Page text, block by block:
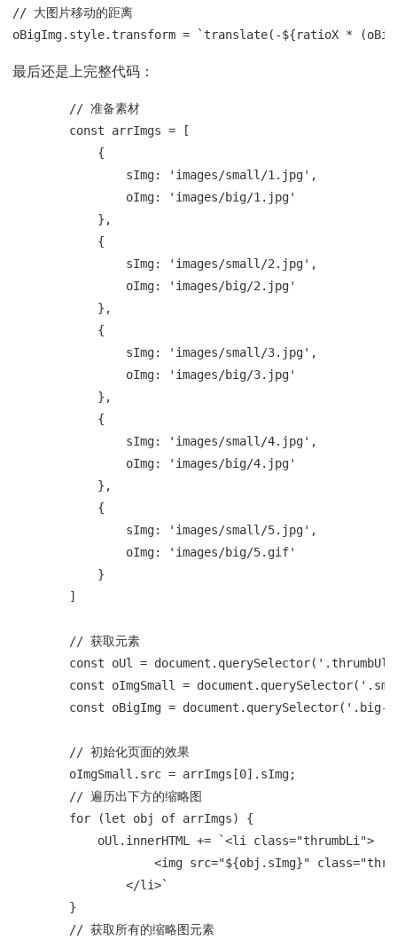
// 大图片移动的距离
oBigImg.style.transform = `translate(-${ratioX *
最后还是上完整代码：
// 准备素材
const arrImgs = [
{
sImg: 'images/small/1.jpg',
oImg: 'images/big/1.jpg'
},
{
sImg: 'images/small/2.jpg',
oImg: 'images/big/2.jpg'
},
{
sImg: 'images/small/3.jpg',
oImg: 'images/big/3.jpg'
},
{
sImg: 'images/small/4.jpg',
oImg: 'images/big/4.jpg'
},
{
sImg: 'images/small/5.jpg',
oImg: 'images/big/5.gif'
}
]
// 获取元素
const oUl =
const oImgSmall =
const oBigImg = document.querySelector('.big-
// 初始化页面的效果
oImgSmall.src = arrImgs[0].sImg;
// 遍历出下方的缩略图
for (let obj of arrImgs) {
oUl.innerHTML += `<li class="thrumbLi">
<img src="${obj.sImg}"
</li>`
}
// 获取所有的缩略图元素